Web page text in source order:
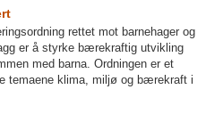
rettet mot barnehager og
er å styrke bærekraftig utvikling
med barna. Ordningen er et
temaene klima, miljø og bærekraft i